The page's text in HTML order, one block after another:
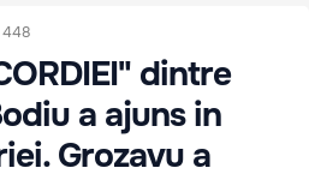
448
dintre
a ajuns in
Grozavu a